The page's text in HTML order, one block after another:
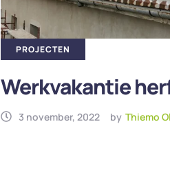
PROJECTEN
Werkvakantie
3 november, 2022 by Thiemo